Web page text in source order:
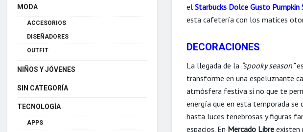
el Starbucks Dolce Gusto Pumpkin
esta cafetería con los matices
DECORACIONES
La llegada de la “spooky season”
transforme en una espeluznante
atmósfera festiva si no que te
energía que en esta temporada
hasta luces tenebrosas y figuras
espacios. En Mercado Libre existen
MODA
ACCESORIOS
DISEÑADORES
OUTFIT
NIÑOS Y JÓVENES
SIN CATEGORÍA
TECNOLOGÍA
APPS